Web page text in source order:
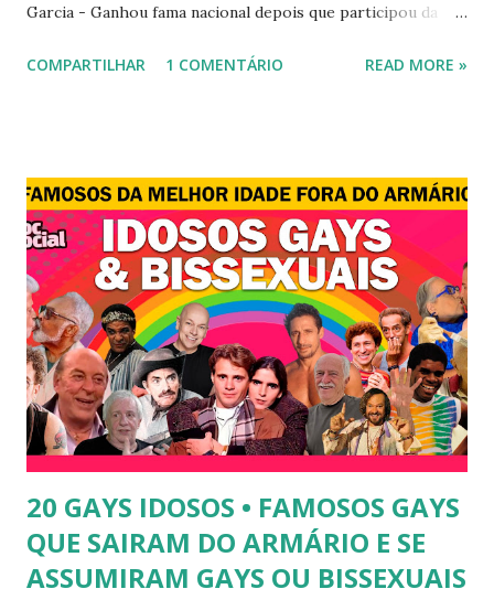
Garcia - Ganhou fama nacional depois que participou da
transexual, Britney. 2) Lea T é uma famosa modelo
disse, ainda, que realizou a cirurgia em busca de ser feliz, e
não para agradar a um homem. 3) Léo Aquilla - Apresenta o
programa "A Tarde é Sua", na Rede TV, ao lado de Sonia
Abrão. A loira também participou do reality show "A
Fazenda", exibido pela Record TV. 4) Thalita Zampirolli -
Thalita Zampirolli é modelo, atriz e empresária. A loira
alcançou a fama após ser apontada como affair do ex-
jogador Romário. 5) Ariadna Arantes - Ariadna Arantes
ficou nacionalmente conhecida após sua ...
COMPARTILHAR 1 COMENTÁRIO READ MORE »
20 GAYS IDOSOS • FAMOSOS GAYS
QUE SAIRAM DO ARMÁRIO E SE
ASSUMIRAM GAYS OU BISSEXUAIS